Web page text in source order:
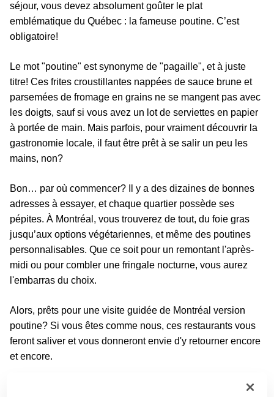
séjour, vous devez absolument goûter le plat
emblématique du Québec : la fameuse poutine. C’est
obligatoire!
Le mot "poutine" est synonyme de "pagaille", et à juste
titre! Ces frites croustillantes nappées de sauce brune et
parsemées de fromage en grains ne se mangent pas avec
les doigts, sauf si vous avez un lot de serviettes en papier
à portée de main. Mais parfois, pour vraiment découvrir la
gastronomie locale, il faut être prêt à se salir un peu les
mains, non?
Bon… par où commencer? Il y a des dizaines de bonnes
adresses à essayer, et chaque quartier possède ses
pépites. À Montréal, vous trouverez de tout, du foie gras
jusqu’aux options végétariennes, et même des poutines
personnalisables. Que ce soit pour un remontant l'après-
midi ou pour combler une fringale nocturne, vous aurez
l'embarras du choix.
Alors, prêts pour une visite guidée de Montréal version
poutine? Si vous êtes comme nous, ces restaurants vous
feront saliver et vous donneront envie d'y retourner encore
et encore.